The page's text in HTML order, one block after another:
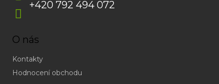
+420 792 494 072
O nás
Kontakty
Hodnocení obchodu